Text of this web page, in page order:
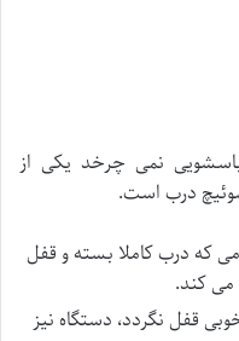
نمی چرخد یکی از
درب است.
که درب کاملا بسته و قفل
کند.
قفل نگردد، دستگاه نیز